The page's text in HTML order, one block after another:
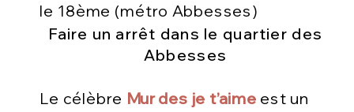
le 18ème (métro Abbesses)
Faire un arrêt dans le quartier des
Abbesses
Le célèbre Mur des je t’aime est un